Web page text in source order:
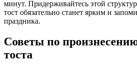
минут. Придерживайтесь этой
тост обязательно станет ярким и
праздника.
Советы по
тоста